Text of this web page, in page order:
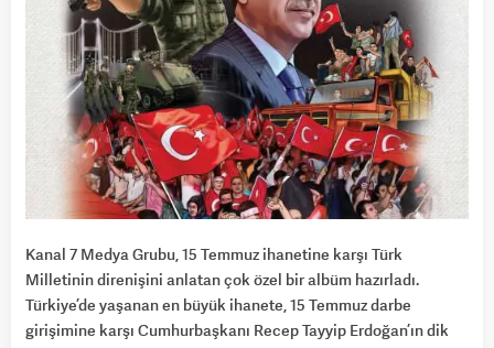
Kanal 7 Medya Grubu, 15 Temmuz ihanetine karşı Türk
Milletinin direnişini anlatan çok özel bir albüm hazırladı.
Türkiye’de yaşanan en büyük ihanete, 15 Temmuz darbe
girişimine karşı Cumhurbaşkanı Recep Tayyip Erdoğan’ın dik